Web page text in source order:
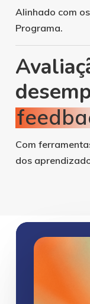
Alinhado com
Programa.
Com
dos